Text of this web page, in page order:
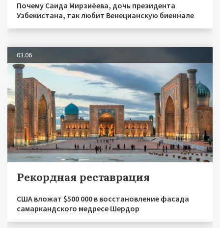
Почему Саида Мирзиёева, дочь президента
Узбекистана, так любит Венецианскую биеннале
03.06
Рекордная реставрация
США вложат $500 000 в восстановление фасада
самаркандского медресе Шердор